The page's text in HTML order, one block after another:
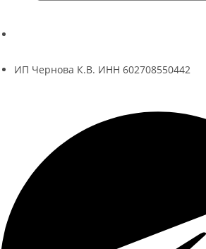
ИП Чернова К.В. ИНН 602708550442